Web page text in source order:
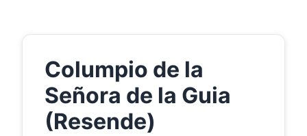
Columpio de la
Señora de la Guia
(Resende)